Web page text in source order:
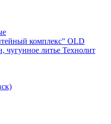
комплекс" OLD
чугунное литье Технолит